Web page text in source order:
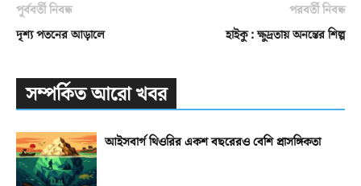
পূর্ববর্তী নিবন্ধ
দৃশ্য পতনের আড়ালে
পরবর্তী নিবন্ধ
হাইকু : ক্ষুদ্রতায় অনন্তের শিল্প
সম্পর্কিত আরো খবর
আইসবার্গ থিওরির একশ বছরেরও বেশি প্রাসঙ্গিকতা